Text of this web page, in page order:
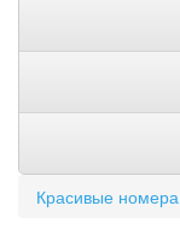
Красивые номера